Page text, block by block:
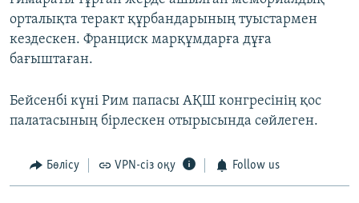
орталықта теракт құрбандарының туыстармен
кездескен. Франциск марқұмдарға дұға
бағыштаған.
Бейсенбі күні Рим папасы АҚШ конгресінің қос
палатасының бірлескен отырысында сөйлеген.
Бөлісу VPN-сіз оқу Follow us